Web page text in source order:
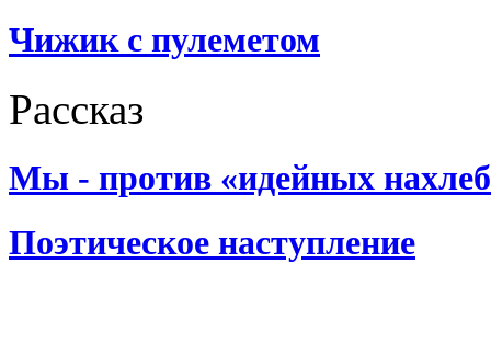
Чижик с пулеметом
Рассказ
Мы - против «идейных
Поэтическое наступление